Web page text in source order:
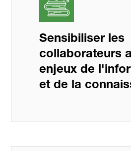
Sensibiliser les
collaborateurs
enjeux de
et de la